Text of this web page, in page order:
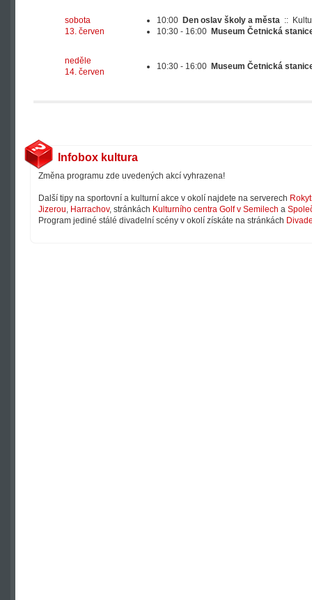
sobota
13. červen
10:00 Den oslav školy a města ::
10:30 - 16:00 Museum Četnická
neděle
14. červen
10:30 - 16:00 Museum Četnická
Infobox kultura
Změna programu zde uvedených akcí vyhrazena!
Další tipy na sportovní a kulturní akce v okolí najdete na serverech
Jizerou, Harrachov, stránkách Kulturního centra Golf v Semilech a
Program jediné stálé divadelní scény v okolí získáte na stránkách